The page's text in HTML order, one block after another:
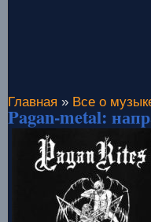
Главная » Все о
Pagan-metal: